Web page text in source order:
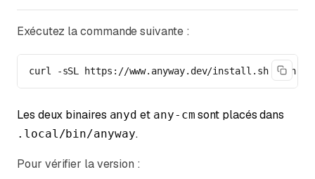
Exécutez la commande suivante :
curl -sSL https://www.anyway.dev/install.sh | sh
Les deux binaires anyd et any-cm sont placés dans
.local/bin/anyway.
Pour vérifier la version :